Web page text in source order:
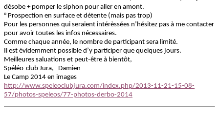
désobe + pomper le siphon pour aller en amont.
° Prospection en surface et détente (mais pas trop)
Pour les personnes qui seraient intérèssées n’hésitez pas à me contacter
pour avoir toutes les infos nécessaires.
Comme chaque année, le nombre de participant sera limité.
Il est évidemment possible d’y participer que quelques jours.
Meilleures saluations et peut-être à bientôt,
Spéléo-club Jura, Damien
Le Camp 2014 en images
http://www.speleoclubjura.com/index.php/2013-11-21-15-08-
57/photos-speleos/77-photos-derbo-2014